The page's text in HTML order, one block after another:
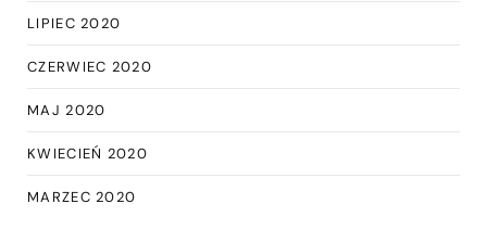
LIPIEC 2020
CZERWIEC 2020
MAJ 2020
KWIECIEŃ 2020
MARZEC 2020